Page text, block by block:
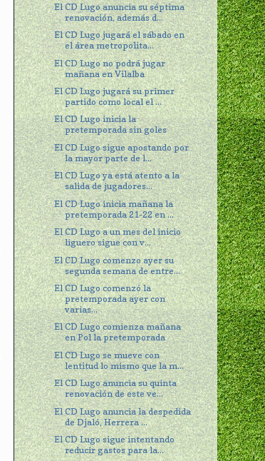
El CD Lugo anuncia su séptima
renovación, además d...
El CD Lugo jugará el sábado en
el área metropolita...
El CD Lugo no podrá jugar
mañana en Vilalba
El CD Lugo jugará su primer
partido como local el ...
El CD Lugo inicia la
pretemporada sin goles
El CD Lugo sigue apostando por
la mayor parte de l...
El CD Lugo ya está atento a la
salida de jugadores...
El CD Lugo inicia mañana la
pretemporada 21-22 en ...
El CD Lugo a un mes del inicio
liguero sigue con v...
El CD Lugo comenzo ayer su
segunda semana de entre...
El CD Lugo comenzó la
pretemporada ayer con
varias...
El CD Lugo comienza mañana
en Pol la pretemporada
El CD Lugo se mueve con
lentitud lo mismo que la m...
El CD Lugo anuncia su quinta
renovación de este ve...
El CD Lugo anuncia la despedida
de Djaló, Herrera ...
El CD Lugo sigue intentando
reducir gastos para la...